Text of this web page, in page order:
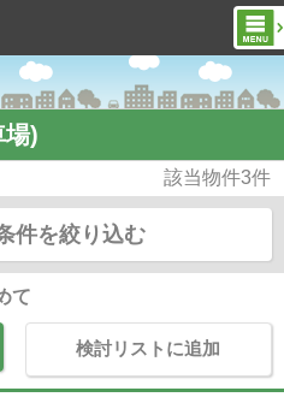
場)
該当物件3件
件を絞り込む
て
検討リストに追加